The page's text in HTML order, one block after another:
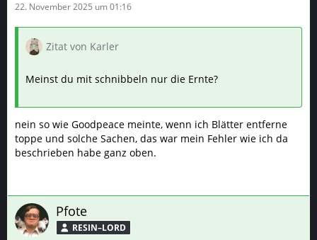
22. November 2025 um 01:16
Zitat von Karler
Meinst du mit schnibbeln nur die Ernte?
nein so wie Goodpeace meinte, wenn ich Blätter entferne
toppe und solche Sachen, das war mein Fehler wie ich da
beschrieben habe ganz oben.
Pfote
RESIN–LORD